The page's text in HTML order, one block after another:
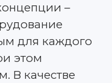
–
для каждого
этом
В качестве